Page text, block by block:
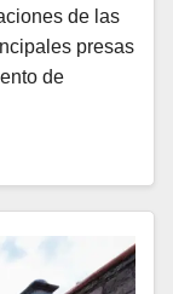
de las
presas
de